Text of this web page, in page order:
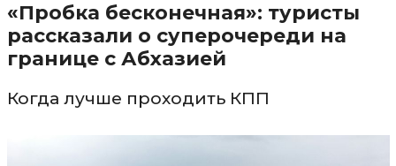
«Пробка бесконечная»: туристы
рассказали о суперочереди на
границе с Абхазией
Когда лучше проходить КПП